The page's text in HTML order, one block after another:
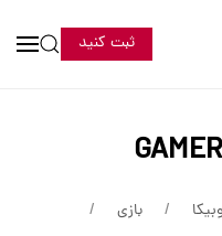
ثبت کنید
بازی